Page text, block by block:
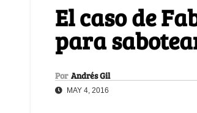
El caso de
para
Por Andrés Gil
MAY 4, 2016